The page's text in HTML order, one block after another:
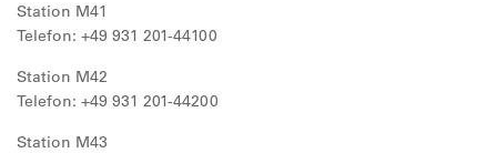
Station M41
Telefon: +49 931 201-44100
Station M42
Telefon: +49 931 201-44200
Station M43